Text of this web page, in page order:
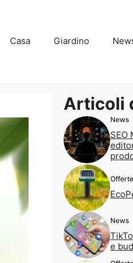
Casa Giardino
Articoli
News
SEO
Offerte
News
e